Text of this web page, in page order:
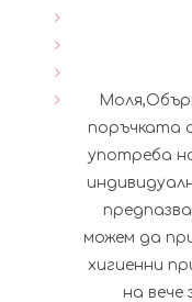
поръчката
употреба
можем да
хигиенни
на вече